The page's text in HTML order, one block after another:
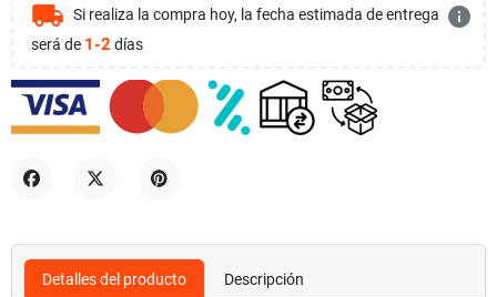
local_shipping Si realiza la compra hoy, la fecha estimada de entrega
será de 1-2 días
info
Detalles del producto Descripción